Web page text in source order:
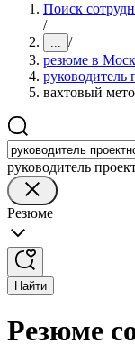
Поиск
/
... /
резюме в
руководитель
вахтовый
руководитель
Резюме
Найти
Резюме